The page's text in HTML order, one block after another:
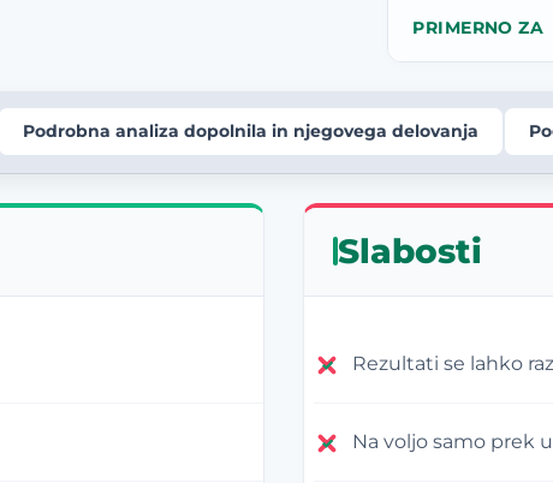
PRIMERNO ZA
Podrobna analiza dopolnila in njegovega delovanja
Slabosti
Rezultati se lahko
Na voljo samo prek